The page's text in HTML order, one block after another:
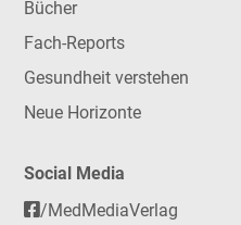
Bücher
Fach-Reports
Gesundheit verstehen
Neue Horizonte
Social Media
/MedMediaVerlag